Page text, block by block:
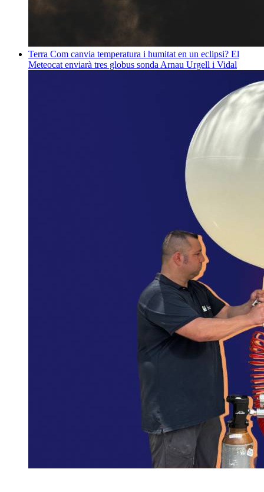
Terra Com canvia temperatura i humitat en un eclipsi? El
Meteocat enviarà tres globus sonda Arnau Urgell i Vidal